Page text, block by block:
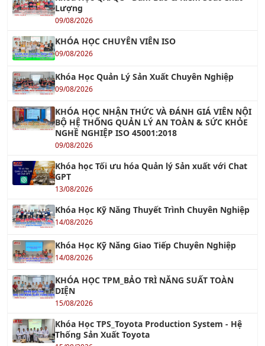
KHÓA HỌC CHUYÊN VIÊN ISO
09/08/2026
Khóa Học Quản Lý Sản Xuất Chuyên Nghiệp
09/08/2026
KHÓA HỌC NHẬN THỨC VÀ ĐÁNH GIÁ VIÊN NỘI
BỘ HỆ THỐNG QUẢN LÝ AN TOÀN & SỨC KHỎE
09/08/2026
Khóa học Tối ưu hóa Quản lý Sản xuất với Chat
GPT
Khóa Học Kỹ Năng Thuyết Trình Chuyên Nghiệp
14/08/2026
Khóa Học Kỹ Năng Giao Tiếp Chuyên Nghiệp
14/08/2026
KHÓA HỌC TPM_BẢO TRÌ NĂNG SUẤT TOÀN
DIỆN
Khóa Học TPS_Toyota Production System - Hệ
Thống Sản Xuất Toyota
KHÓA QUẢN LÝ KINH DOANH